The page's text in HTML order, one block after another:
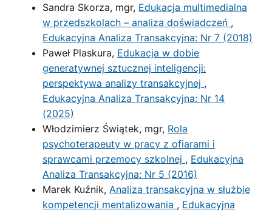
Sandra Skorza, mgr, Edukacja multimedialna
w przedszkolach – analiza doświadczeń ,
Edukacyjna Analiza Transakcyjna: Nr 7 (2018)
Paweł Plaskura, Edukacja w dobie
generatywnej sztucznej inteligencji:
perspektywa analizy transakcyjnej ,
Edukacyjna Analiza Transakcyjna: Nr 14
(2025)
Włodzimierz Świątek, mgr, Rola
psychoterapeuty w pracy z ofiarami i
sprawcami przemocy szkolnej , Edukacyjna
Analiza Transakcyjna: Nr 5 (2016)
Marek Kuźnik, Analiza transakcyjna w służbie
kompetencji mentalizowania , Edukacyjna